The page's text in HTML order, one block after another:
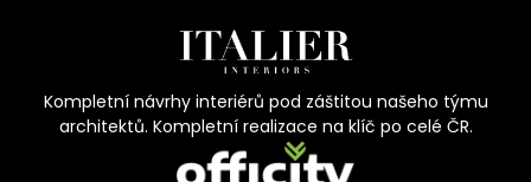
Kompletní návrhy interiérů pod záštitou našeho týmu
architektů. Kompletní realizace na klíč po celé ČR.